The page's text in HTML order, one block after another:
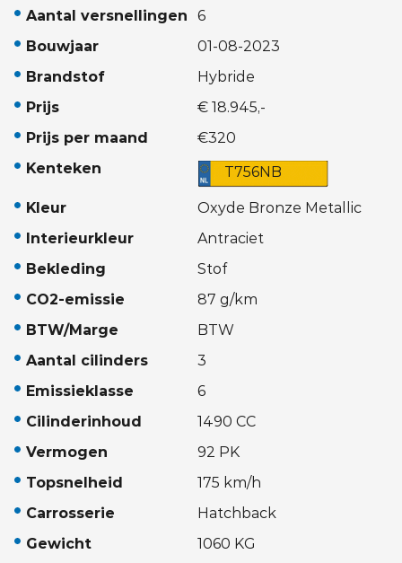
Aantal versnellingen
6
Bouwjaar
01-08-2023
Brandstof
Hybride
Prijs
€ 18.945,-
Prijs per maand
€320
Kenteken
T756NB
Kleur
Oxyde Bronze Metallic
Interieurkleur
Antraciet
Bekleding
Stof
CO2-emissie
87 g/km
BTW/Marge
BTW
Aantal cilinders
3
Emissieklasse
6
Cilinderinhoud
1490 CC
Vermogen
92 PK
Topsnelheid
175 km/h
Carrosserie
Hatchback
Gewicht
1060 KG